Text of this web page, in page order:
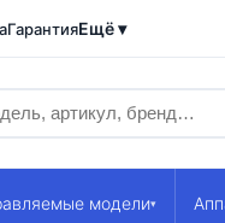
ГарантияЕщё ▾
модели▾